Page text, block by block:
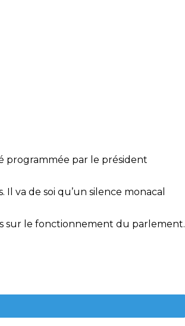
programmée par le président
va de soi qu’un silence monacal
sur le fonctionnement du parlement.